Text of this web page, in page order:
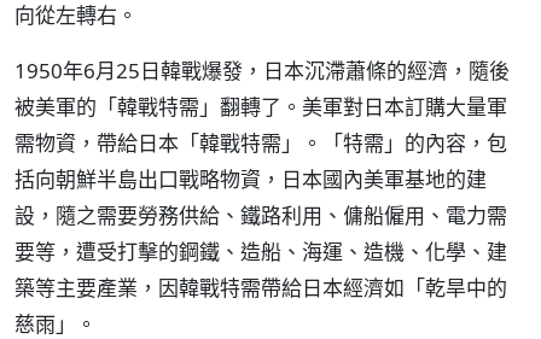
向從左轉右。
1950年6月25日韓戰爆發，日本沉滯蕭條的經濟，隨後
被美軍的「韓戰特需」翻轉了。美軍對日本訂購大量軍
需物資，帶給日本「韓戰特需」。「特需」的內容，包
括向朝鮮半島出口戰略物資，日本國內美軍基地的建
設，隨之需要勞務供給、鐵路利用、傭船僱用、電力需
要等，遭受打擊的鋼鐵、造船、海運、造機、化學、建
築等主要產業，因韓戰特需帶給日本經濟如「乾旱中的
慈雨」。